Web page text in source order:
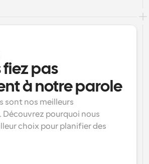
fiez pas
à notre parole
sont nos meilleurs
Découvrez pourquoi nous
choix pour planifier des